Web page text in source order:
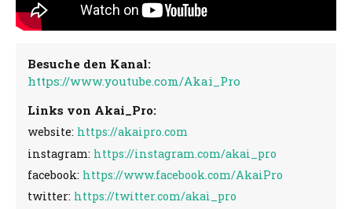
Besuche den Kanal:
https://www.youtube.com/Akai_Pro
Links von Akai_Pro:
website: https://akaipro.com
instagram: https://instagram.com/akai_pro
facebook: https://www.facebook.com/AkaiPro
twitter: https://twitter.com/akai_pro